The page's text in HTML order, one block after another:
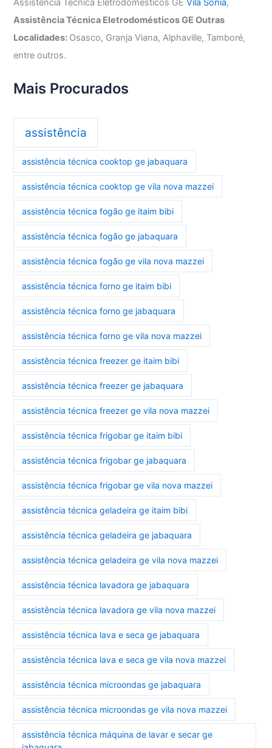
Assistência Técnica Eletrodomésticos GE Vila Sonia,
Assistência Técnica Eletrodomésticos GE Outras
Localidades: Osasco, Granja Viana, Alphaville, Tamboré,
entre outros.
Mais Procurados
assistência
assistência técnica cooktop ge jabaquara
assistência técnica cooktop ge vila nova mazzei
assistência técnica fogão ge itaim bibi
assistência técnica fogão ge jabaquara
assistência técnica fogão ge vila nova mazzei
assistência técnica forno ge itaim bibi
assistência técnica forno ge jabaquara
assistência técnica forno ge vila nova mazzei
assistência técnica freezer ge itaim bibi
assistência técnica freezer ge jabaquara
assistência técnica freezer ge vila nova mazzei
assistência técnica frigobar ge itaim bibi
assistência técnica frigobar ge jabaquara
assistência técnica frigobar ge vila nova mazzei
assistência técnica geladeira ge itaim bibi
assistência técnica geladeira ge jabaquara
assistência técnica geladeira ge vila nova mazzei
assistência técnica lavadora ge jabaquara
assistência técnica lavadora ge vila nova mazzei
assistência técnica lava e seca ge jabaquara
assistência técnica lava e seca ge vila nova mazzei
assistência técnica microondas ge jabaquara
assistência técnica microondas ge vila nova mazzei
assistência técnica máquina de lavar e secar ge